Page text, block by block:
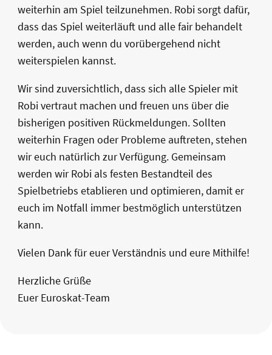
weiterhin am Spiel teilzunehmen. Robi sorgt dafür,
dass das Spiel weiterläuft und alle fair behandelt
werden, auch wenn du vorübergehend nicht
weiterspielen kannst.
Wir sind zuversichtlich, dass sich alle Spieler mit
Robi vertraut machen und freuen uns über die
bisherigen positiven Rückmeldungen. Sollten
weiterhin Fragen oder Probleme auftreten, stehen
wir euch natürlich zur Verfügung. Gemeinsam
werden wir Robi als festen Bestandteil des
Spielbetriebs etablieren und optimieren, damit er
euch im Notfall immer bestmöglich unterstützen
kann.
Vielen Dank für euer Verständnis und eure Mithilfe!
Herzliche Grüße
Euer Euroskat-Team